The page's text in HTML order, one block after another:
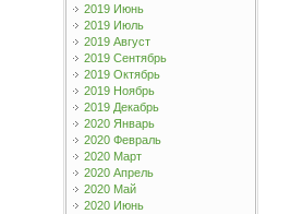
2019 Июнь
2019 Июль
2019 Август
2019 Сентябрь
2019 Октябрь
2019 Ноябрь
2019 Декабрь
2020 Январь
2020 Февраль
2020 Март
2020 Апрель
2020 Май
2020 Июнь